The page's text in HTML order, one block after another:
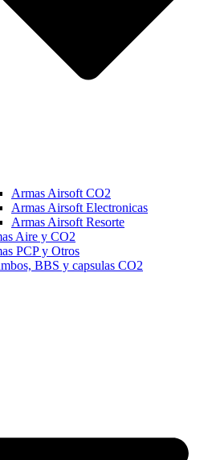
Armas Airsoft CO2
Armas Airsoft Electronicas
Armas Airsoft Resorte
Aire y CO2
PCP y Otros
BBS y capsulas CO2